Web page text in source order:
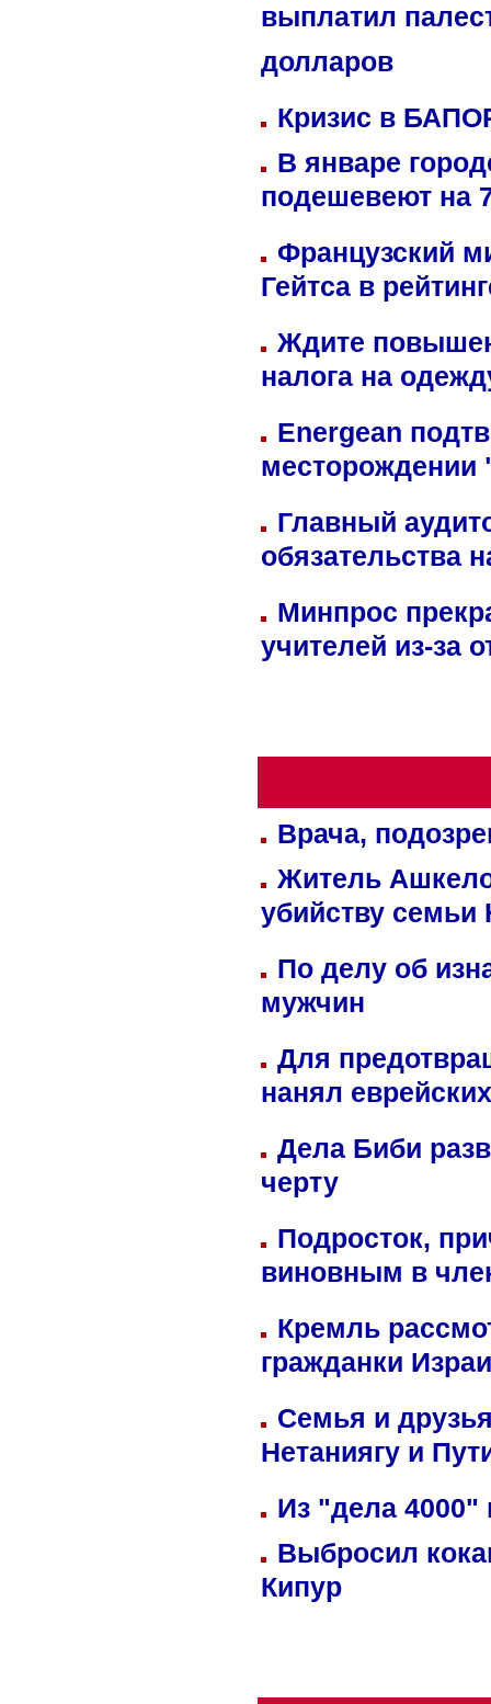
выплатил
долларов
Кризис в
В январе
подешевеют на
Французский
Гейтса в
Ждите
налога на
Energean
Главный
обязательства
Минпрос
учителей из-за
Врача,
Житель
убийству семьи
По делу об
мужчин
Для
нанял
Дела Биби
черту
Подросток,
виновным в
Кремль
гражданки
Семья и
Нетаниягу и
Из "дела 4000"
Выбросил
Кипур